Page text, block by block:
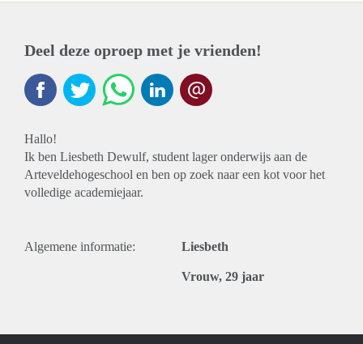
Deel deze oproep met je vrienden!
Hallo!
Ik ben Liesbeth Dewulf, student lager onderwijs aan de
Arteveldehogeschool en ben op zoek naar een kot voor het
volledige academiejaar.
Algemene informatie: Liesbeth
Vrouw, 29 jaar